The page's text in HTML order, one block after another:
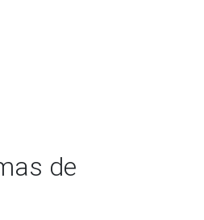
de